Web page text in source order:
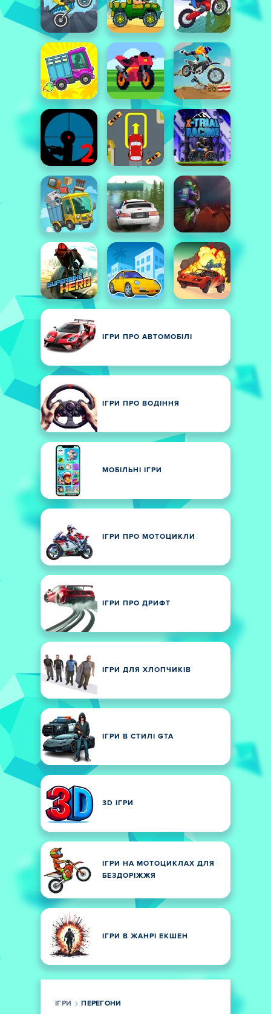
ІГРИ ПРО АВТОМОБІЛІ
ІГРИ ПРО ВОДІННЯ
МОБІЛЬНІ ІГРИ
ІГРИ ПРО МОТОЦИКЛИ
ІГРИ ПРО ДРИФТ
ІГРИ ДЛЯ ХЛОПЧИКІВ
ІГРИ В СТИЛІ GTA
3D ІГРИ
ІГРИ НА МОТОЦИКЛАХ ДЛЯ
БЕЗДОРІЖЖЯ
ІГРИ В ЖАНРІ ЕКШЕН
ІГРИ ПЕРЕГОНИ